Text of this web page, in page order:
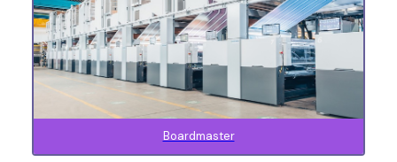
Boardmaster